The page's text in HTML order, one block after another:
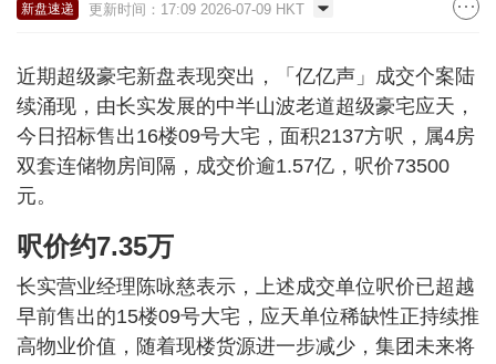
新盘速递 更新时间：17:09 2026-07-09 HKT
近期超级豪宅新盘表现突出，「亿亿声」成交个案陆
续涌现，由长实发展的中半山波老道超级豪宅应天，
今日招标售出16楼09号大宅，面积2137方呎，属4房
双套连储物房间隔，成交价逾1.57亿，呎价73500
元。
呎价约7.35万
长实营业经理陈咏慈表示，上述成交单位呎价已超越
早前售出的15楼09号大宅，应天单位稀缺性正持续推
高物业价值，随着现楼货源进一步减少，集团未来将